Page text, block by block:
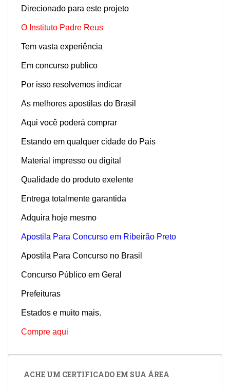
Direcionado para este projeto
O Instituto Padre Reus
Tem vasta experiência
Em concurso publico
Por isso resolvemos indicar
As melhores apostilas do Brasil
Aqui você poderá comprar
Estando em qualquer cidade do Pais
Material impresso ou digital
Qualidade do produto exelente
Entrega totalmente garantida
Adquira hoje mesmo
Apostila Para Concurso em Ribeirão Preto
Apostila Para Concurso no Brasil
Concurso Público em Geral
Prefeituras
Estados e muito mais.
Compre aqui
ACHE UM CERTIFICADO EM SUA ÁREA